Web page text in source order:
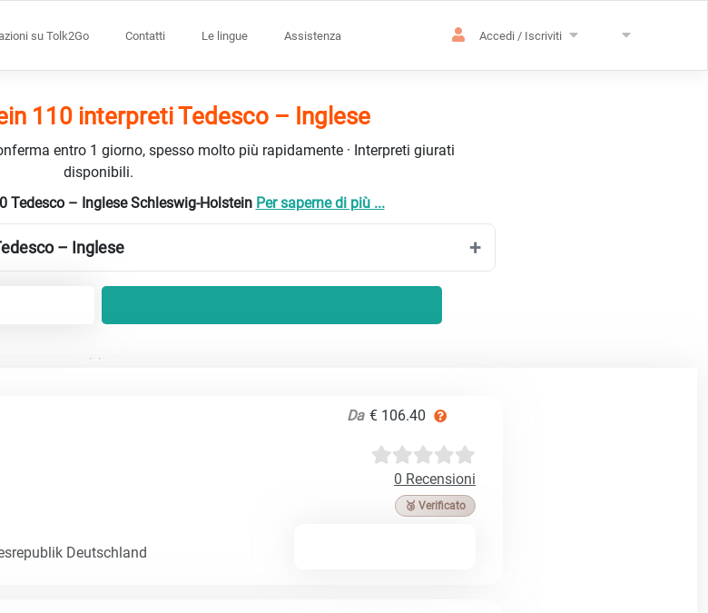
su Tolk2Go Contatti Le lingue Assistenza Accedi / Iscriviti
110 interpreti Tedesco – Inglese
entro 1 giorno, spesso molto più rapidamente · Interpreti giurati
disponibili.
Tedesco – Inglese Schleswig-Holstein Per saperne di più ...
– Inglese
Da € 106.40
0 Recensioni
🥉 Verificato
Deutschland